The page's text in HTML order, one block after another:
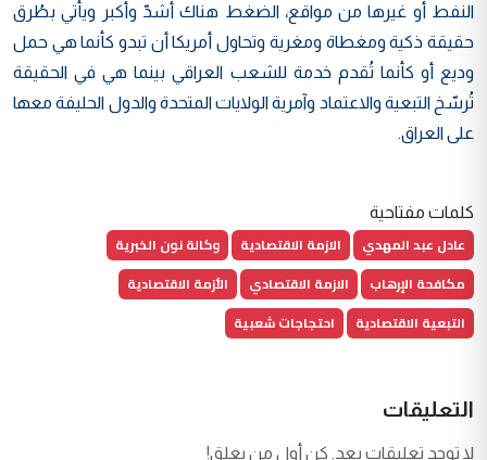
النفط أو غيرها من مواقع، الضغط هناك أشدّ وأكبر ويأتي بطُرق
حقيقة ذكية ومغطاة ومغرية وتحاول أمريكا أن تبدو كأنما هي حمل
وديع أو كأنما تُقدم خدمة للشعب العراقي بينما هي في الحقيقة
تُرسّخ التبعية والاعتماد وآمرية الولايات المتحدة والدول الحليفة معها
على العراق.
كلمات مفتاحية
عادل عبد المهدي الازمة الاقتصادية
وكالة نون الخبرية
مكافحة الإرهاب
الازمة الاقتصادي
الأزمة الاقتصادية
التبعية الاقتصادية
احتجاجات شعبية
التعليقات
لا توجد تعليقات بعد. كن أول من يعلق!